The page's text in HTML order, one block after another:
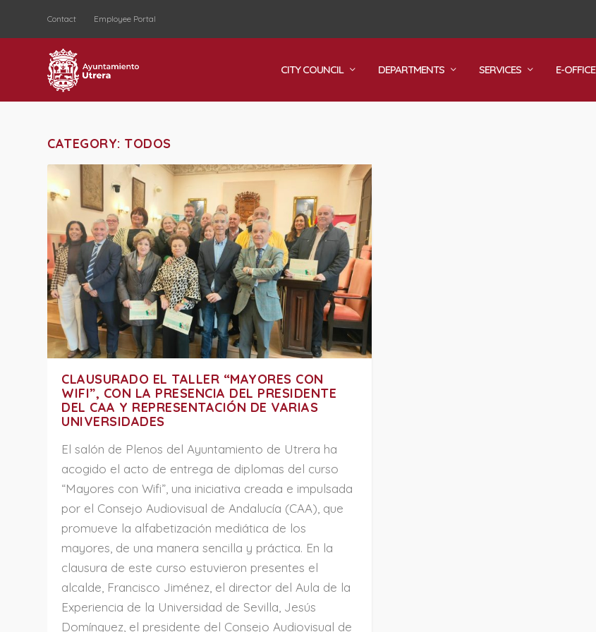
Contact Employee Portal
CITY COUNCIL DEPARTMENTS SERVICES E-OFFICE
CATEGORY: TODOS
CLAUSURADO EL TALLER “MAYORES CON
WIFI”, CON LA PRESENCIA DEL PRESIDENTE
DEL CAA Y REPRESENTACIÓN DE VARIAS
UNIVERSIDADES
El salón de Plenos del Ayuntamiento de Utrera ha
acogido el acto de entrega de diplomas del curso
“Mayores con Wifi”, una iniciativa creada e impulsada
por el Consejo Audiovisual de Andalucía (CAA), que
promueve la alfabetización mediática de los
mayores, de una manera sencilla y práctica. En la
clausura de este curso estuvieron presentes el
alcalde, Francisco Jiménez, el director del Aula de la
Experiencia de la Universidad de Sevilla, Jesús
Domínguez, el presidente del Consejo Audiovisual de